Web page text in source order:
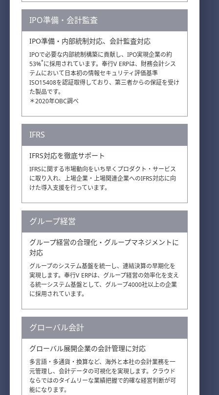
IPO準備・会計監査
IPO準備・内部統制対応、会計監査対応
IPOで必要な内部統制構築に貢献し、IPO実現企業の約
53%*に採用されています。奉行V ERPは、財務会計シス
テムにおいて日本初の情報セキュリティ評価基準
ISO15408を認証取得しており、第三者からの保証を受け
た製品です。
＊2020年OBC調べ
IFRS
IFRS対応を徹底サポート
IFRSに関する市場動向をいち早くプロダクト・サービス
に取り入れ、上場企業・上場関連企業へのIFRS対応に向
けた導入支援を行っています。
グループ経営
グループ経営の合理化・グループマネジメントに
対応
グループのシステム基盤を統一し、連結決算の早期化を
実現します。奉行V ERPは、グループ経営の効率化を支え
る統一システム基盤として、グループ4000社以上の企業
に採用されています。
グローバル会計
グローバル展開企業の会計管理に対応
多言語・多通貨・換算など、海外と本社の会計業務を一
元管理し、会計データの可視化を実現します。クラウド
ならではのタイムリーな業績把握で的確な経営判断が可
能になります。